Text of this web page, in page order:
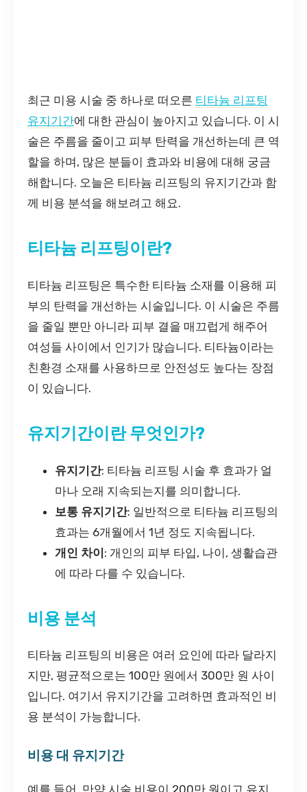
최근 미용 시술 중 하나로 떠오른 티타늄 리프팅
유지기간에 대한 관심이 높아지고 있습니다. 이 시
술은 주름을 줄이고 피부 탄력을 개선하는데 큰 역
할을 하며, 많은 분들이 효과와 비용에 대해 궁금
해합니다. 오늘은 티타늄 리프팅의 유지기간과 함
께 비용 분석을 해보려고 해요.
티타늄 리프팅이란?
티타늄 리프팅은 특수한 티타늄 소재를 이용해 피
부의 탄력을 개선하는 시술입니다. 이 시술은 주름
을 줄일 뿐만 아니라 피부 결을 매끄럽게 해주어
여성들 사이에서 인기가 많습니다. 티타늄이라는
친환경 소재를 사용하므로 안전성도 높다는 장점
이 있습니다.
유지기간이란 무엇인가?
유지기간: 티타늄 리프팅 시술 후 효과가 얼
마나 오래 지속되는지를 의미합니다.
보통 유지기간: 일반적으로 티타늄 리프팅의
효과는 6개월에서 1년 정도 지속됩니다.
개인 차이: 개인의 피부 타입, 나이, 생활습관
에 따라 다를 수 있습니다.
비용 분석
티타늄 리프팅의 비용은 여러 요인에 따라 달라지
지만, 평균적으로는 100만 원에서 300만 원 사이
입니다. 여기서 유지기간을 고려하면 효과적인 비
용 분석이 가능합니다.
비용 대 유지기간